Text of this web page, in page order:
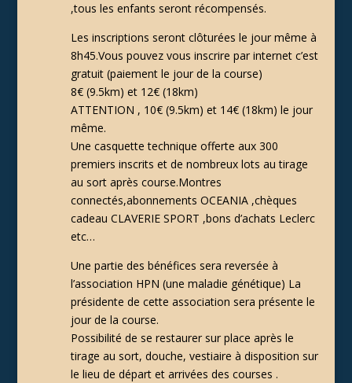
,tous les enfants seront récompensés.
Les inscriptions seront clôturées le jour même à
8h45.Vous pouvez vous inscrire par internet c’est
gratuit (paiement le jour de la course)
8€ (9.5km) et 12€ (18km)
ATTENTION , 10€ (9.5km) et 14€ (18km) le jour
même.
Une casquette technique offerte aux 300
premiers inscrits et de nombreux lots au tirage
au sort après course.Montres
connectés,abonnements OCEANIA ,chèques
cadeau CLAVERIE SPORT ,bons d’achats Leclerc
etc…
Une partie des bénéfices sera reversée à
l’association HPN (une maladie génétique) La
présidente de cette association sera présente le
jour de la course.
Possibilité de se restaurer sur place après le
tirage au sort, douche, vestiaire à disposition sur
le lieu de départ et arrivées des courses .